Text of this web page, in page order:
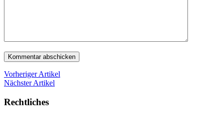
Vorheriger Artikel
Nächster Artikel
Rechtliches